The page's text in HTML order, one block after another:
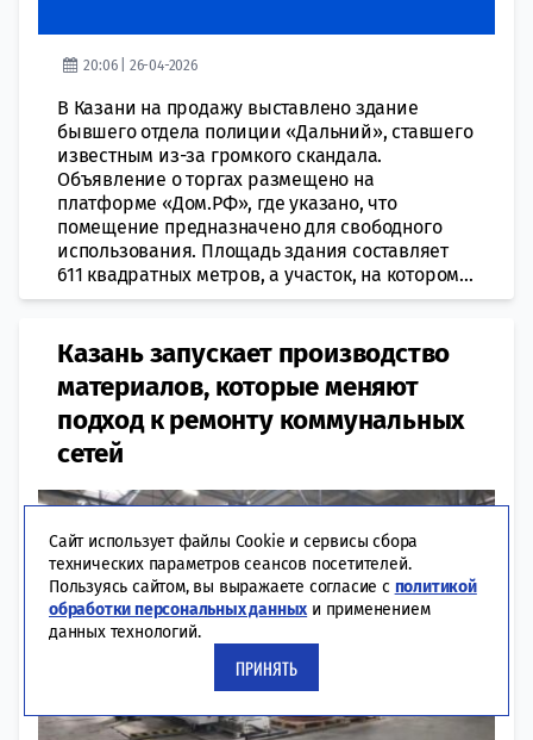
20:06 | 26-04-2026
В Казани на продажу выставлено здание
бывшего отдела полиции «Дальний», ставшего
известным из-за громкого скандала.
Объявление о торгах размещено на
платформе «Дом.РФ», где указано, что
помещение предназначено для свободного
использования. Площадь здания составляет
611 квадратных метров, а участок, на котором...
Казань запускает производство
материалов, которые меняют
подход к ремонту коммунальных
сетей
Сайт использует файлы Cookie и сервисы сбора
технических параметров сеансов посетителей.
Пользуясь сайтом, вы выражаете согласие с политикой
обработки персональных данных и применением
данных технологий.
ПРИНЯТЬ